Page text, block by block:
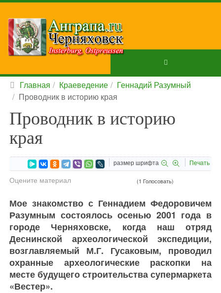
Главная Краеведение
Геннадий Разумный
Проводник в историю края
Проводник в историю
края
размер шрифта Печать
Оцените материал (1 Голосовать)
Мое знакомство с Геннадием Федоровичем
Разумным состоялось осенью 2001 года в
городе Черняховске, когда наш отряд
Деснинской археологической экспедиции,
возглавляемый М.Г. Гусаковым, проводил
охранные археологические раскопки на
месте будущего строительства супермаркета
«Вестер».